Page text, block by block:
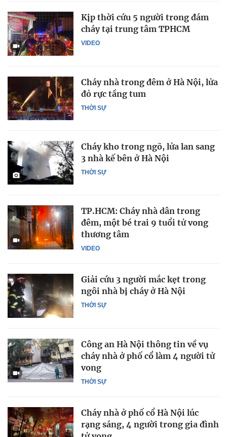
VIDEO
Kịp thời cứu 5 người trong đám
cháy tại trung tâm TPHCM
THỜI SỰ
Cháy nhà trong đêm ở Hà Nội, lửa
đỏ rực tầng tum
THỜI SỰ
Cháy kho trong ngõ, lửa lan sang
3 nhà kế bên ở Hà Nội
VIDEO
TP.HCM: Cháy nhà dân trong
đêm, một bé trai 9 tuổi tử vong
thương tâm
THỜI SỰ
Giải cứu 3 người mắc kẹt trong
ngôi nhà bị cháy ở Hà Nội
THỜI SỰ
Công an Hà Nội thông tin về vụ
cháy nhà ở phố cổ làm 4 người tử
vong
Cháy nhà ở phố cổ Hà Nội lúc
rạng sáng, 4 người trong gia đình